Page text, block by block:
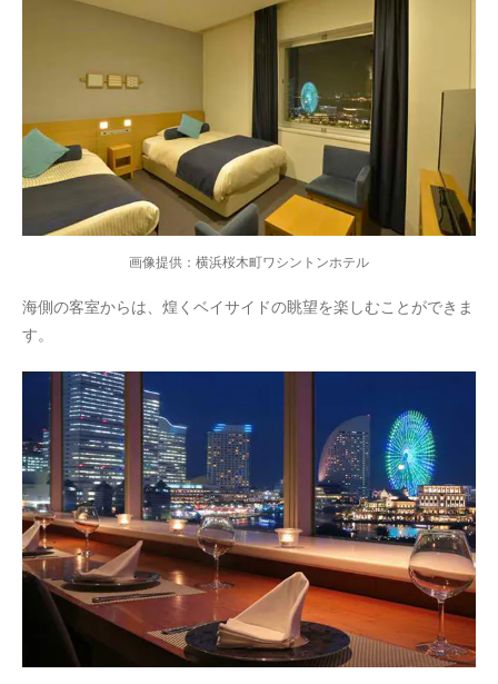
画像提供：横浜桜木町ワシントンホテル
海側の客室からは、煌くベイサイドの眺望を楽しむことができま
す。